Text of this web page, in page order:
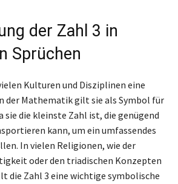
der Zahl 3 in
Sprüchen
Kulturen und Disziplinen eine
der Mathematik gilt sie als Symbol für
die kleinste Zahl ist, die genügend
kann, um ein umfassendes
In vielen Religionen, wie der
oder den triadischen Konzepten
die Zahl 3 eine wichtige symbolische